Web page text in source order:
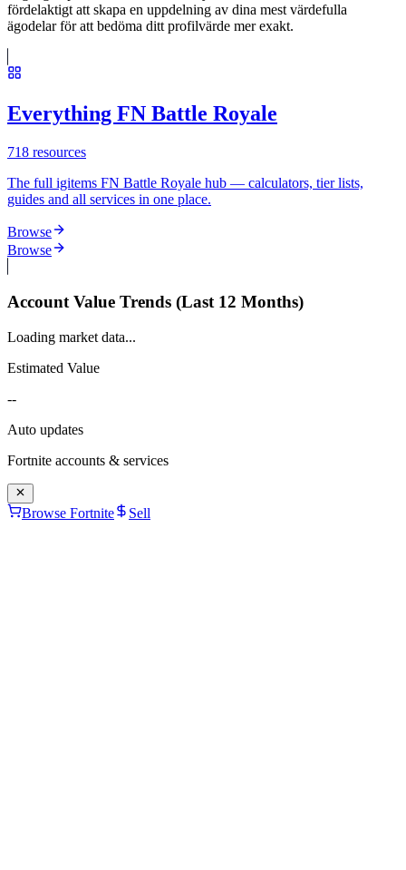
fördelaktigt att skapa en uppdelning av dina mest värdefulla
ägodelar för att bedöma ditt profilvärde mer exakt.
Everything FN Battle Royale
718 resources
The full igitems FN Battle Royale hub — calculators, tier lists,
guides and all services in one place.
Browse
Browse
Account Value Trends (Last 12 Months)
Loading market data...
Estimated Value
--
Auto updates
Fortnite accounts & services
Browse Fortnite Sell